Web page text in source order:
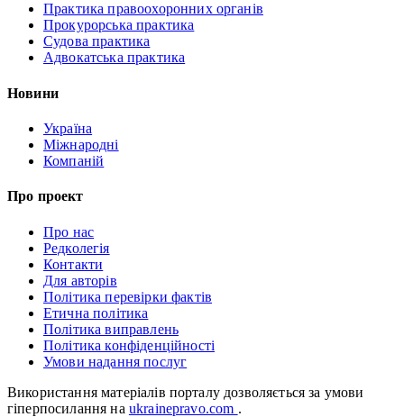
Практика правоохоронних органів
Прокурорська практика
Судова практика
Адвокатська практика
Новини
Україна
Міжнародні
Компаній
Про проект
Про нас
Редколегія
Контакти
Для авторів
Політика перевірки фактів
Етична політика
Політика виправлень
Політика конфіденційності
Умови надання послуг
Використання матеріалів порталу дозволяється за умови
гіперпосилання на ukrainepravo.com .